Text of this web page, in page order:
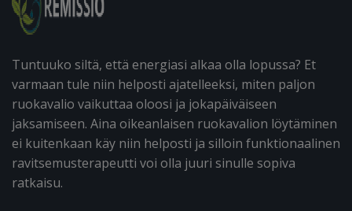
Tuntuuko siltä, että energiasi alkaa olla lopussa? Et
varmaan tule niin helposti ajatelleeksi, miten paljon
ruokavalio vaikuttaa oloosi ja jokapäiväiseen
jaksamiseen. Aina oikeanlaisen ruokavalion löytäminen
ei kuitenkaan käy niin helposti ja silloin funktionaalinen
ravitsemusterapeutti voi olla juuri sinulle sopiva
ratkaisu.